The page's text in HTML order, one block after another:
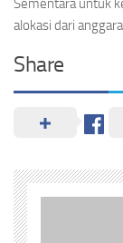
Sementara untuk
alokasi dari
Share